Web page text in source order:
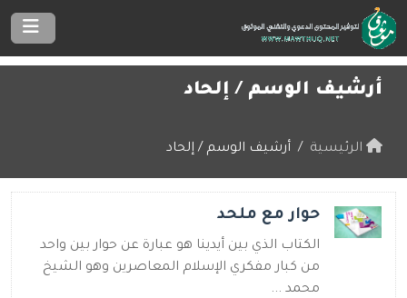
أرشيف الوسم / إلحاد
الرئيسية أرشيف الوسم / إلحاد
حوار مع ملحد
الكتاب الذي بين أيدينا هو عبارة عن حوار بين واحد
من كبار مفكري الإسلام المعاصرين وهو الشيخ
محمد ...